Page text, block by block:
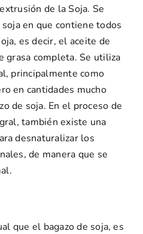
de la Soja. Se
en que contiene todos
es decir, el aceite de
grasa completa. Se utiliza
principalmente como
en cantidades mucho
de soja. En el proceso de
también existe una
desnaturalizar los
de manera que se
que el bagazo de soja, es